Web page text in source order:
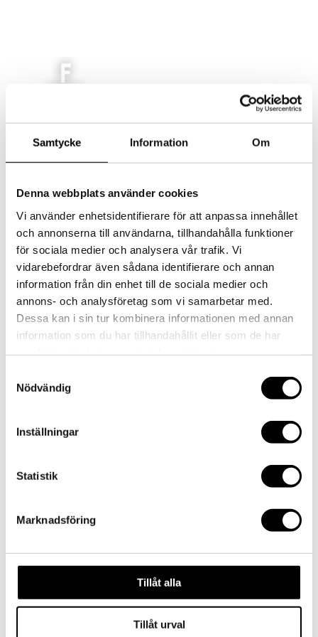
Samtycke Information Om
Denna webbplats använder cookies
Vi använder enhetsidentifierare för att anpassa innehållet
och annonserna till användarna, tillhandahålla funktioner
för sociala medier och analysera vår trafik. Vi
vidarebefordrar även sådana identifierare och annan
information från din enhet till de sociala medier och
annons- och analysföretag som vi samarbetar med.
Dessa kan i sin tur kombinera informationen med annan
information som du har tillhandahållit eller som de har
Nödvändig
Inställningar
Statistik
Marknadsföring
Tillåt alla
Tillåt urval
AKTUELLT
LOKAL
FEST/BRÖLLOP
KONTAKT
Select Page
fargfabr005041-000013
byadmin |2015-01-14|0 comments
Submit a Comment
Required
Email*